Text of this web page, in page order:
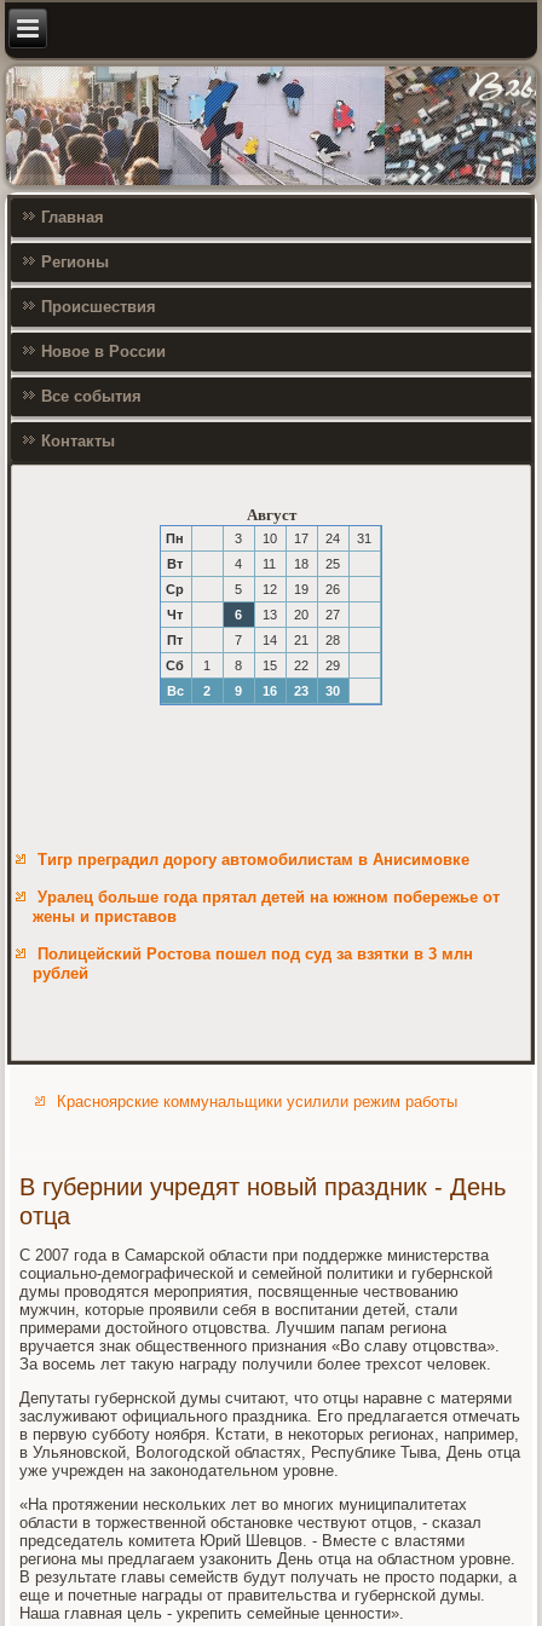
Главная
Регионы
Происшествия
Новое в России
Все события
Контакты
Август
Пн 3 10 17 24
31
Вт
4 11 18
25
Ср
5 12 19
26
Чт
6 13 20
27
Пт
7 14 21
28
Сб
1 8 15 22
29
Вс
2 9 16 23 30
Тигр преградил дорогу автомобилистам в Анисимовке
Уралец больше года прятал детей на южном побережье от
жены и приставов
Полицейский Ростова пошел под суд за взятки в 3 млн
рублей
Красноярские коммунальщики усилили режим работы
В губернии учредят новый праздник - День
отца
С 2007 года в Самарской области при поддержке министерства
социально-демографической и семейной политики и губернской
думы проводятся мероприятия, посвященные чествованию
мужчин, которые проявили себя в воспитании детей, стали
примерами достойного отцовства. Лучшим папам региона
вручается знак общественного признания «Во славу отцовства».
За восемь лет такую награду получили более трехсот человек.
Депутаты губернской думы считают, что отцы наравне с матерями
заслуживают официального праздника. Его предлагается отмечать
в первую субботу ноября. Кстати, в некоторых регионах, например,
в Ульяновской, Вологодской областях, Республике Тыва, День отца
уже учрежден на законодательном уровне.
«На протяжении нескольких лет во многих муниципалитетах
области в торжественной обстановке чествуют отцов, - сказал
председатель комитета Юрий Шевцов. - Вместе с властями
региона мы предлагаем узаконить День отца на областном уровне.
В результате главы семейств будут получать не просто подарки, а
еще и почетные награды от правительства и губернской думы.
Наша главная цель - укрепить семейные ценности».